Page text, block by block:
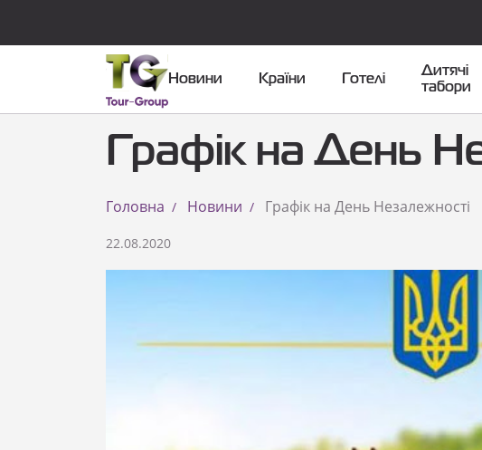
Новини Країни Готелі
Дитячі
табори
Графік на День
Головна Новини Графік на День Незалежності
22.08.2020